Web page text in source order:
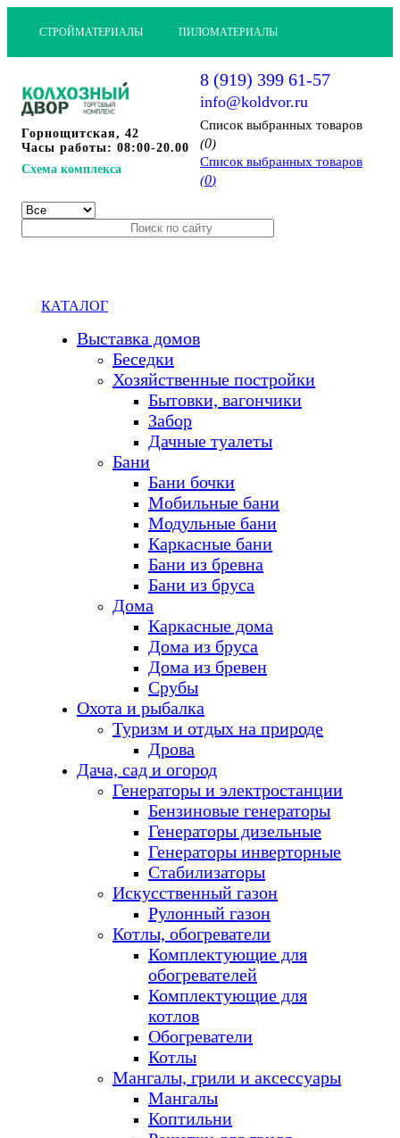
СТРОЙМАТЕРИАЛЫ ПИЛОМАТЕРИАЛЫ
Горнощитская, 42
Часы работы: 08:00-20.00
Схема комплекса
8 (919) 399 61-57
info@koldvor.ru
Cписок выбранных товаров
(0)
Cписок выбранных товаров
(0)
КАТАЛОГ
Выставка домов
Беседки
Хозяйственные постройки
Бытовки, вагончики
Забор
Дачные туалеты
Бани
Бани бочки
Мобильные бани
Модульные бани
Каркасные бани
Бани из бревна
Бани из бруса
Дома
Каркасные дома
Дома из бруса
Дома из бревен
Срубы
Охота и рыбалка
Туризм и отдых на природе
Дрова
Дача, сад и огород
Генераторы и электростанции
Бензиновые генераторы
Генераторы дизельные
Генераторы инверторные
Стабилизаторы
Искусственный газон
Рулонный газон
Котлы, обогреватели
Комплектующие для
обогревателей
Комплектующие для
котлов
Обогреватели
Котлы
Мангалы, грили и аксессуары
Мангалы
Коптильни